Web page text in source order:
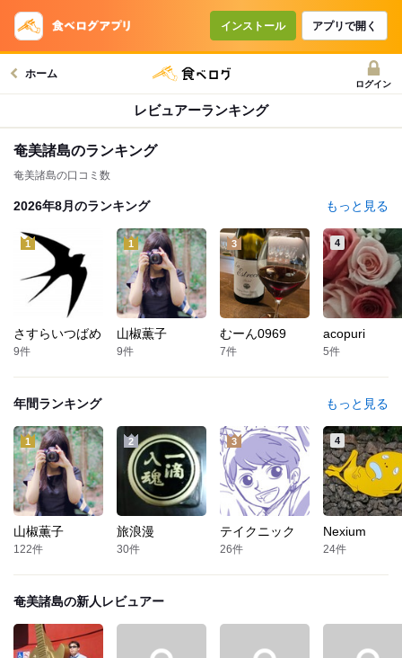
インストール アプリで開く
ホーム
ログイン
レビュアーランキング
奄美諸島のランキング
奄美諸島の口コミ数
2026年8月 のランキング もっと見る
さすらいつばめ
9件
1
山椒薫子
9件
1
むーん0969
7件
3
acopuri
5件
4
年間ランキング もっと見る
山椒薫子
122件
1
旅浪漫
30件
2
テイクニック
26件
3
Nexium
24件
4
奄美諸島の新人レビュアー